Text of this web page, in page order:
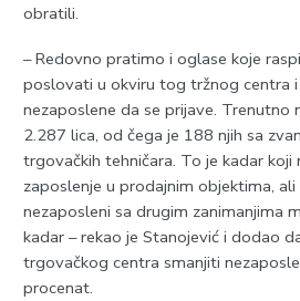
obratili.
– Redovno pratimo i oglase koje
poslovati u okviru tog tržnog centra i
nezaposlene da se prijave. Trenutno
2.287 lica, od čega je 188 njih sa
trgovačkih tehničara. To je kadar koji
zaposlenje u prodajnim objektima, ali
nezaposleni sa drugim zanimanjima
kadar – rekao je Stanojević i dodao
trgovačkog centra smanjiti
procenat.